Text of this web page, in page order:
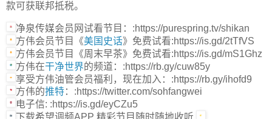
款可获联邦抵税。
净泉传媒会员网试看节目：:https://purespring.tv/shikan
方伟会员节目《美国史话》免费试看:https://is.gd/2tTfVS
方伟会员节目《周末早茶》免费试看:https://is.gd/mS1Ghz
方伟在干净世界的频道：:https://rb.gy/cuw85y
享受方伟油管会员福利，现在加入：:https://rb.gy/ihofd9
方伟的推特：:https://twitter.com/sohfangwei
电子信: :https://is.gd/eyCZu5
下载希望调频APP 精彩节目随时随地收听